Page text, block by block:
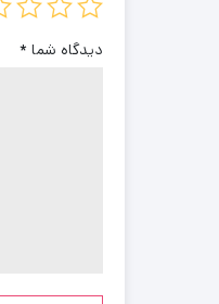
دیدگاه شما *